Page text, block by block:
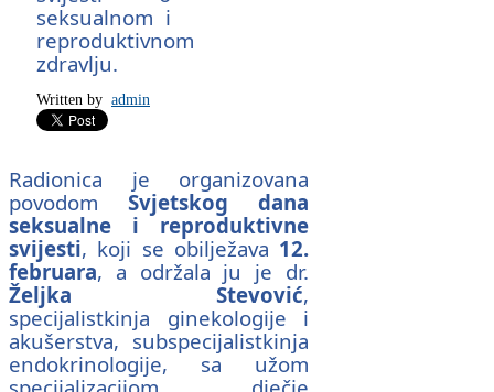
seksualnom i
reproduktivnom
zdravlju.
Written by admin
Radionica je organizovana
povodomSvjetskog dana
seksualne i reproduktivne
svijesti, koji se obilježava 12.
februara, a održala ju je dr.
Željka Stevović,
specijalistkinja ginekologije i
akušerstva, subspecijalistkinja
endokrinologije, sa užom